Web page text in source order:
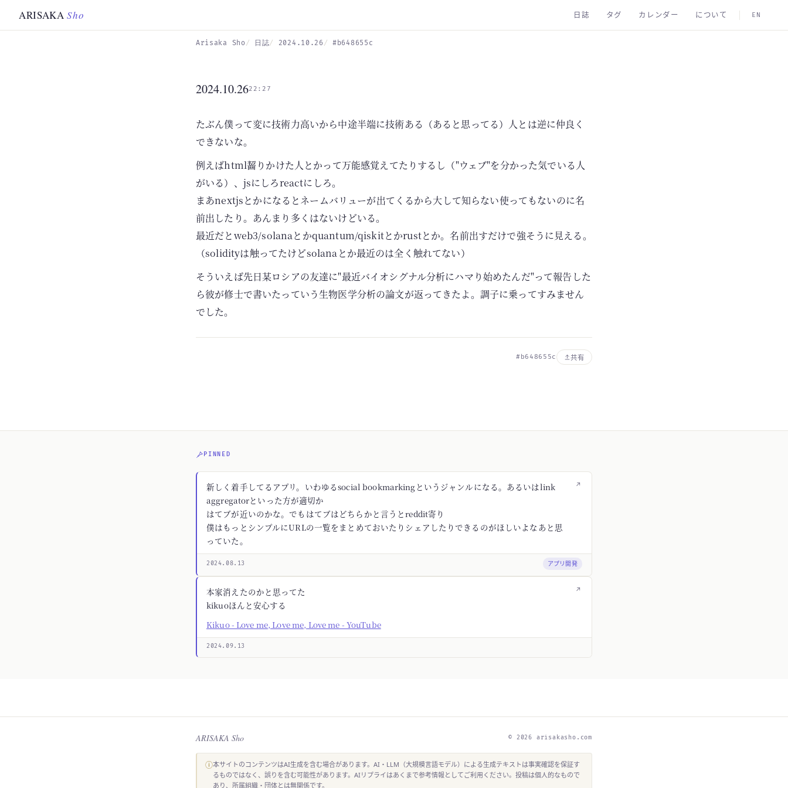
ARISAKASho 日誌 タグ カレンダー について EN
Arisaka Sho 日誌 2024.10.26 #b648655c
2024.10.2622:27
たぶん僕って変に技術力高いから中途半端に技術ある（あると思ってる）人とは逆に仲良く
できないな。
例えばhtml齧りかけた人とかって万能感覚えてたりするし（"ウェブ"を分かった気でいる人
がいる）、jsにしろreactにしろ。
まあnextjsとかになるとネームバリューが出てくるから大して知らない使ってもないのに名
前出したり。あんまり多くはないけどいる。
最近だとweb3/solanaとかquantum/qiskitとかrustとか。名前出すだけで強そうに見える。
（solidityは触ってたけどsolanaとか最近のは全く触れてない）
そういえば先日某ロシアの友達に"最近バイオシグナル分析にハマり始めたんだ"って報告した
ら彼が修士で書いたっていう生物医学分析の論文が返ってきたよ。調子に乗ってすみません
でした。
#b648655c 共有
PINNED
↗
新しく着手してるアプリ。いわゆるsocial bookmarkingというジャンルになる。あるいはlink
aggregatorといった方が適切か
はてブが近いのかな。でもはてブはどちらかと言うとreddit寄り
僕はもっとシンプルにURLの一覧をまとめておいたりシェアしたりできるのがほしいよなあと思
っていた。
2024.08.13 アプリ開発
↗
本家消えたのかと思ってた
kikuoほんと安心する
Kikuo - Love me, Love me, Love me - YouTube
2024.09.13
ARISAKA Sho © 2026 arisakasho.com
ⓘ本サイトのコンテンツはAI生成を含む場合があります。AI・LLM（大規模言語モデル）による生成テキストは事実確認を保証す
るものではなく、誤りを含む可能性があります。AIリプライはあくまで参考情報としてご利用ください。投稿は個人的なもので
あり、所属組織・団体とは無関係です。